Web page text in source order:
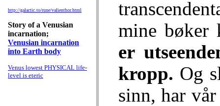
http://galactic.to/rune/valienthor.html
Story of a Venusian
incarnation;
Venusian incarnation
into Earth body
Venus lowest PHYSICAL life-
level is eteric
mine
er
kropp. Og
sinn, har